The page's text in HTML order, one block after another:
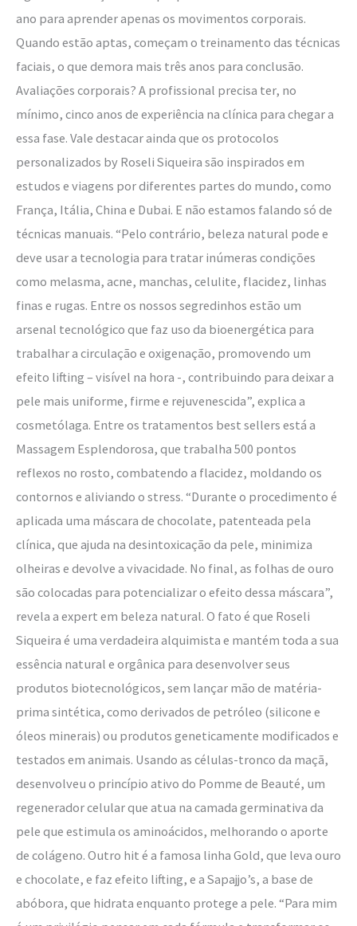
ano para aprender apenas os movimentos corporais.
Quando estão aptas, começam o treinamento das técnicas
faciais, o que demora mais três anos para conclusão.
Avaliações corporais? A profissional precisa ter, no
mínimo, cinco anos de experiência na clínica para chegar a
essa fase. Vale destacar ainda que os protocolos
personalizados by Roseli Siqueira são inspirados em
estudos e viagens por diferentes partes do mundo, como
França, Itália, China e Dubai. E não estamos falando só de
técnicas manuais. “Pelo contrário, beleza natural pode e
deve usar a tecnologia para tratar inúmeras condições
como melasma, acne, manchas, celulite, flacidez, linhas
finas e rugas. Entre os nossos segredinhos estão um
arsenal tecnológico que faz uso da bioenergética para
trabalhar a circulação e oxigenação, promovendo um
efeito lifting – visível na hora -, contribuindo para deixar a
pele mais uniforme, firme e rejuvenescida”, explica a
cosmetólaga. Entre os tratamentos best sellers está a
Massagem Esplendorosa, que trabalha 500 pontos
reflexos no rosto, combatendo a flacidez, moldando os
contornos e aliviando o stress. “Durante o procedimento é
aplicada uma máscara de chocolate, patenteada pela
clínica, que ajuda na desintoxicação da pele, minimiza
olheiras e devolve a vivacidade. No final, as folhas de ouro
são colocadas para potencializar o efeito dessa máscara”,
revela a expert em beleza natural. O fato é que Roseli
Siqueira é uma verdadeira alquimista e mantém toda a sua
essência natural e orgânica para desenvolver seus
produtos biotecnológicos, sem lançar mão de matéria-
prima sintética, como derivados de petróleo (silicone e
óleos minerais) ou produtos geneticamente modificados e
testados em animais. Usando as células-tronco da maçã,
desenvolveu o princípio ativo do Pomme de Beauté, um
regenerador celular que atua na camada germinativa da
pele que estimula os aminoácidos, melhorando o aporte
de colágeno. Outro hit é a famosa linha Gold, que leva ouro
e chocolate, e faz efeito lifting, e a Sapajjo’s, a base de
abóbora, que hidrata enquanto protege a pele. “Para mim